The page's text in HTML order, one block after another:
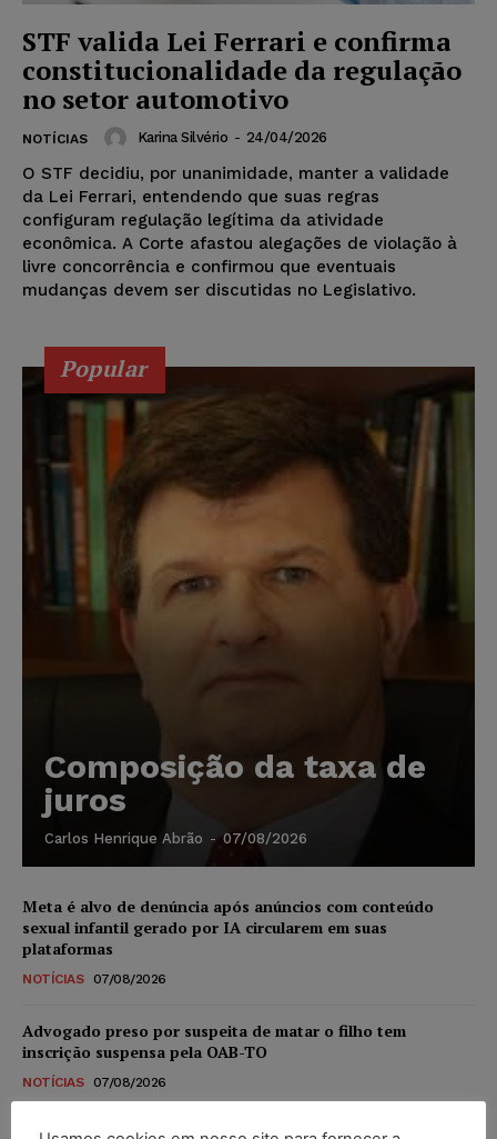
STF valida Lei Ferrari e confirma
constitucionalidade da regulação
no setor automotivo
NOTÍCIAS Karina Silvério - 24/04/2026
O STF decidiu, por unanimidade, manter a validade
da Lei Ferrari, entendendo que suas regras
configuram regulação legítima da atividade
econômica. A Corte afastou alegações de violação à
livre concorrência e confirmou que eventuais
mudanças devem ser discutidas no Legislativo.
Popular
Composição da taxa de
juros
Carlos Henrique Abrão - 07/08/2026
Meta é alvo de denúncia após anúncios com conteúdo
sexual infantil gerado por IA circularem em suas
plataformas
NOTÍCIAS 07/08/2026
Advogado preso por suspeita de matar o filho tem
inscrição suspensa pela OAB-TO
NOTÍCIAS 07/08/2026
STF amplia isenção de IBS e CBS na compra de veículos